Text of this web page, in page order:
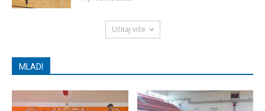
Učitaj više
MLADI